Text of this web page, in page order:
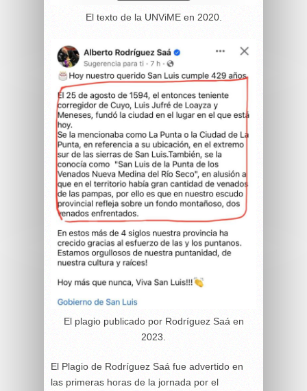
El texto de la UNViME en 2020.
El plagio publicado por Rodríguez Saá en
2023.
El Plagio de Rodríguez Saá fue advertido en
las primeras horas de la jornada por el